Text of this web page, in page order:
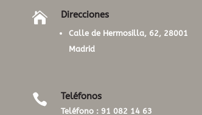
 Direcciones
Calle de Hermosilla, 62, 28001
Madrid
 Teléfonos
Teléfono : 91 082 14 63